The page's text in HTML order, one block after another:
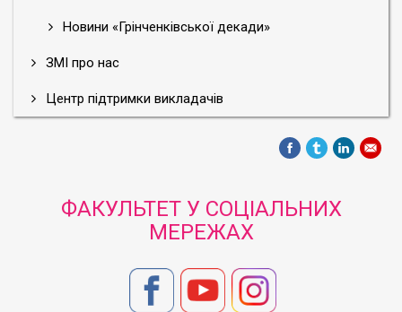
Новини «Грінченківської декади»
ЗМІ про нас
Центр підтримки викладачів
ФАКУЛЬТЕТ У СОЦІАЛЬНИХ
МЕРЕЖАХ